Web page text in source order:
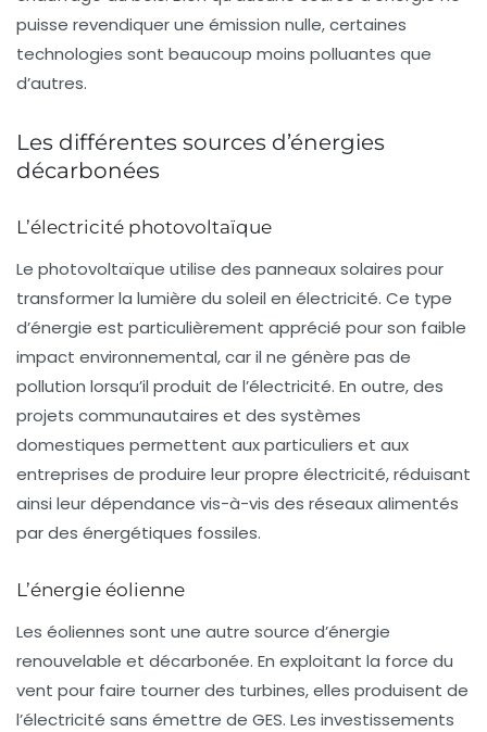
puisse revendiquer une émission nulle, certaines
technologies sont beaucoup moins polluantes que
d’autres.
Les différentes sources d’énergies
décarbonées
L’électricité photovoltaïque
Le photovoltaïque utilise des panneaux solaires pour
transformer la lumière du soleil en électricité. Ce type
d’énergie est particulièrement apprécié pour son faible
impact environnemental, car il ne génère pas de
pollution lorsqu’il produit de l’électricité. En outre, des
projets communautaires et des systèmes
domestiques permettent aux particuliers et aux
entreprises de produire leur propre électricité, réduisant
ainsi leur dépendance vis-à-vis des réseaux alimentés
par des énergétiques fossiles.
L’énergie éolienne
Les éoliennes sont une autre source d’énergie
renouvelable et décarbonée. En exploitant la force du
vent pour faire tourner des turbines, elles produisent de
l’électricité sans émettre de GES. Les investissements